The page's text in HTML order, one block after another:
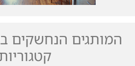
המותגים הנחשקים